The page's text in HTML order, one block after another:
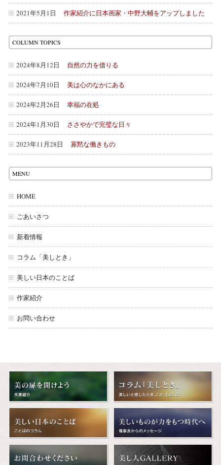
2021年5月1日 作家紹介に日本画家・中野大輔をアップしました
COLUMN TOPICS
2024年8月12日 自然の力を借りる
2024年7月10日 美は心のなかにある
2024年2月26日 幸福の在処
2024年1月30日 ささやかで完璧な日々
2023年11月28日 寡黙な働きもの
MENU
HOME
ごあいさつ
新着情報
コラム「美しとき」
美しい日本のことば
作家紹介
お問い合わせ